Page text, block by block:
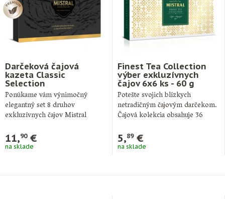
Darčeková čajová
kazeta Classic
Selection
Ponúkame vám výnimočný
elegantný set 8 druhov
exkluzívnych čajov Mistral
čiernej …
11,90€
na sklade
Finest Tea Collection
výber exkluzívnych
čajov 6x6 ks - 60 g
Potešte svojich blízkych
netradičným čajovým darčekom.
Čajová kolekcia obsahuje 36
hygienickom prebale …
5,89€
na sklade